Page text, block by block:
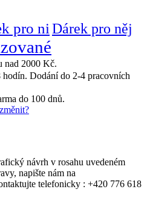
pro ni Dárek pro něj
nad 2000 Kč.
Dodání do 2-4 pracovních
do 100 dnů.
návrh v rosahu uvedeném
napište nám na
telefonicky : +420 776 618